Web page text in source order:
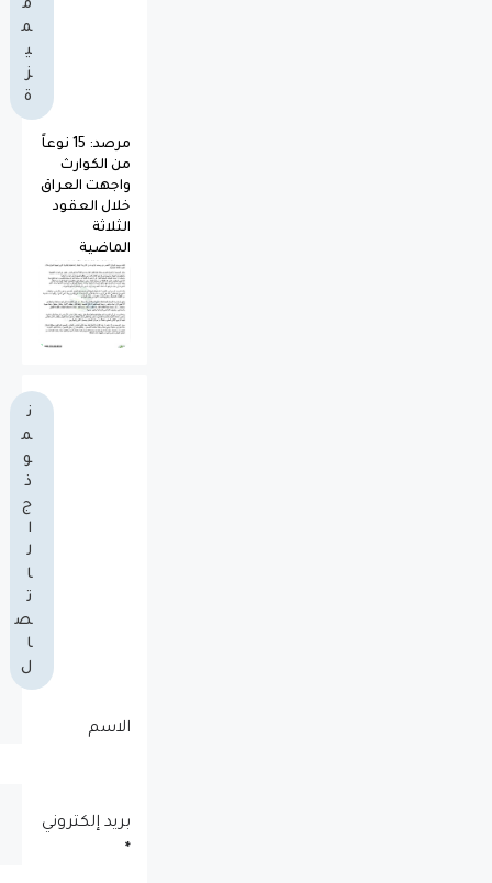
م
م
ي
ز
ة
مرصد: 15 نوعاً
من الكوارث
واجهت العراق
خلال العقود
الثلاثة
الماضية
ن
م
و
ذ
ج
ا
ل
ا
ت
ص
ا
ل
الاسم
بريد إلكتروني
*